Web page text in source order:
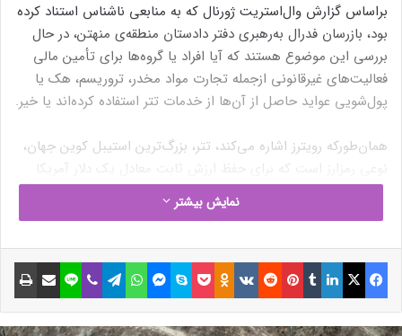
براساس گزارش وال‌استریت ژورنال که به منابعی ناشناس استناد کرده
بود، بازرسان فدرال به‌رهبری دفتر دادستان منطقه‌ی منهتن، در حال
بررسی این موضوع هستند که آیا افراد یا گروه‌ها برای تأمین مالی
فعالیت‌های غیرقانونی ازجمله تجارت مواد مخدر، تروریسم، هک یا
پول‌شویی عواید حاصل از آن‌ها از خدمات تتر استفاده کرده‌اند یا خیر.
همان‌طور‌که رویترز اشاره می‌کند، تتر، بزرگ‌ترین استیبل کوین جهان،
نوعی رمزارز است که برای حفظ ارزش ثابت معادل یک دلار آمریکا
طراحی شده است.پائولو آردوینو، مدیرعامل تتر در بیانیه‌ای گفت:
«هیچ نشانه‌ای وجود ندارد که تحقیقاتی درباره‌ی شرکت تتر آغاز شده
براساس گزارش وال‌استریت ژورنال، وزارت خزانه‌داری آمریکا به‌دلیل
اینکه افراد و گروه‌های تحریم‌شده به‌طور گسترده از تتر استفاده
می‌کنند، قصد دارد تحریم‌هایی را علیه شرکت تتر اعمال کند.
نمایش بیشتر
فیسبوک ایکس لینکداین تامبلر پینتریست Reddit
VKontakte
Odnoklassniki پاکت اسکایپ مسنجر واتس آپ تلگرام وایبر لاین اشتراک گذاری با ایمیل